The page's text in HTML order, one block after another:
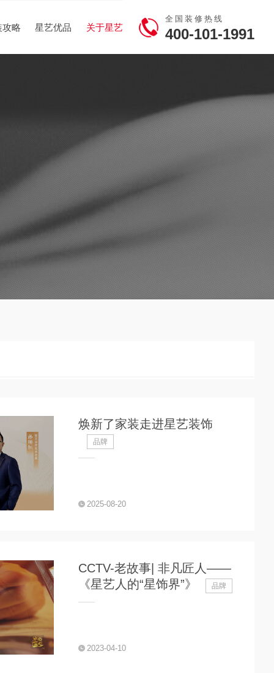
攻略 星艺优品 关于星艺
全国装修热线
400-101-1991
焕新了家装走进星艺装饰
品牌
2025-08-20
CCTV-老故事| 非凡匠人——
《星艺人的“星饰界”》
品牌
2023-04-10